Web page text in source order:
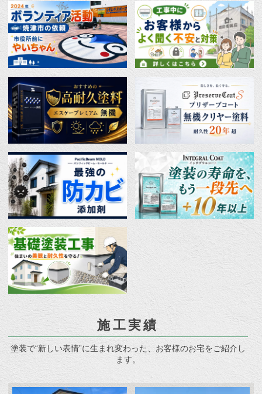
施工実績
塗装で“新しい表情”に生まれ変わった、お客様のお宅をご紹介し
ます。